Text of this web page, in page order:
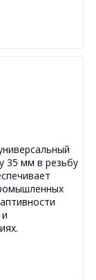
35 мм в резьбу